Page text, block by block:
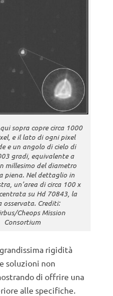
sopra copre circa 1000
e il lato di ogni pixel
e un angolo di cielo di
gradi, equivalente a
millesimo del diametro
piena. Nel dettaglio in
un’area di circa 100 x
su Hd 70843, la
osservata. Crediti:
Cheops Mission
Consortium
rigidità
soluzioni non
di offrire una
alle specifiche.